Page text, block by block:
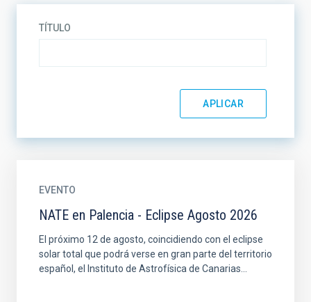
TÍTULO
EVENTO
NATE en Palencia - Eclipse Agosto 2026
El próximo 12 de agosto, coincidiendo con el eclipse
solar total que podrá verse en gran parte del territorio
español, el Instituto de Astrofísica de Canarias...